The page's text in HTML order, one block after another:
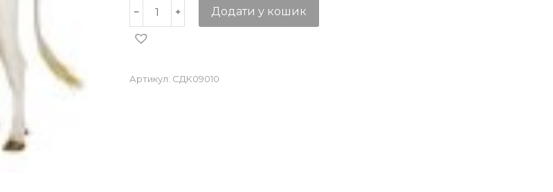
Додати у кошик
Артикул: СДК09010